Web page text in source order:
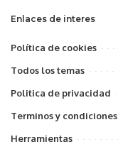
Enlaces de interes
Política de cookies
Todos los temas
Politica de privacidad
Terminos y condiciones
Herramientas